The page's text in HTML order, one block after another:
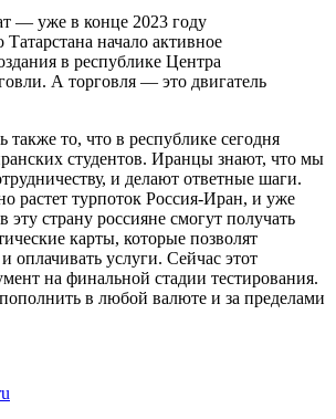
— уже в конце 2023 году
Татарстана начало активное
в республике Центра
А торговля — это двигатель
также то, что в республике сегодня
студентов. Иранцы знают, что мы
и делают ответные шаги.
растет турпоток Россия-Иран, и уже
эту страну россияне смогут получать
карты, которые позволят
оплачивать услуги. Сейчас этот
на финальной стадии тестирования.
в любой валюте и за пределами